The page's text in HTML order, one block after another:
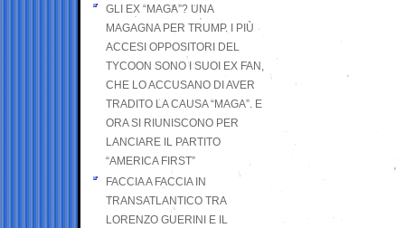
GLI EX “MAGA”? UNA
MAGAGNA PER TRUMP. I PIÙ
ACCESI OPPOSITORI DEL
TYCOON SONO I SUOI EX FAN,
CHE LO ACCUSANO DI AVER
TRADITO LA CAUSA “MAGA”. E
ORA SI RIUNISCONO PER
LANCIARE IL PARTITO
“AMERICA FIRST”
FACCIA A FACCIA IN
TRANSATLANTICO TRA
LORENZO GUERINI E IL